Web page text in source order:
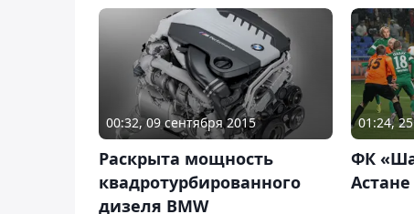
00:32, 09 сентября 2015
Раскрыта мощность
квадротурбированного
дизеля BMW
01:24,
ФК